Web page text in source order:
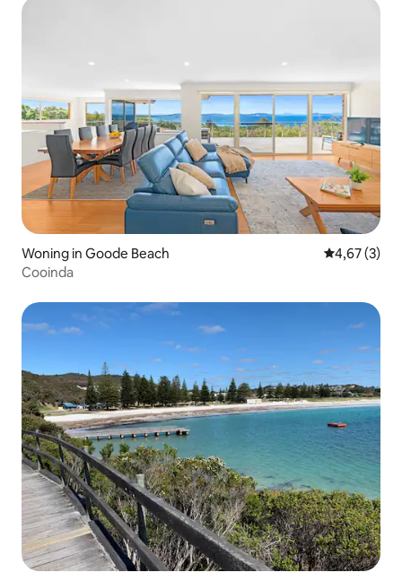
Woning in Goode Beach
4,67 (3)
Cooinda